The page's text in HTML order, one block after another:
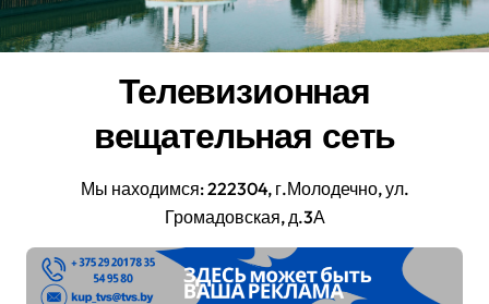
Телевизионная
вещательная сеть
Мы находимся: 222304, г.Молодечно, ул.
Громадовская, д.3А